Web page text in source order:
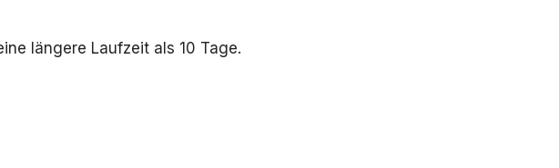
längere Laufzeit als 10 Tage.